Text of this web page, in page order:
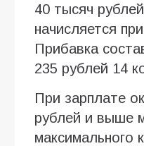
40 тысяч
начисляется
Прибавка
235 рублей 14
При зарплате
рублей и выше
максимального